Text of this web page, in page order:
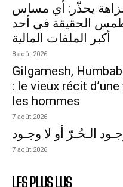
يحذّر: أي مساس
الحقيقة في أحد
أكبر الملفات المالية
8 août 2026
Gilgamesh,
: le vieux récit
les hommes
7 août 2026
الـحُـرّ أو لا وجـود
7 août 2026
LES PLUS LUS